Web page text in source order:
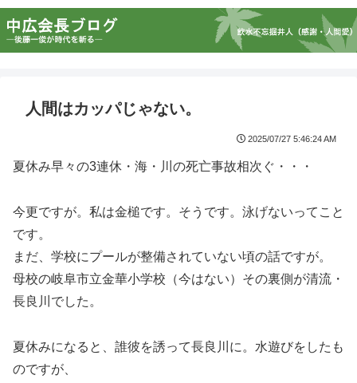
人間はカッパじゃない。
2025/07/27 5:46:24 AM
夏休み早々の3連休・海・川の死亡事故相次ぐ・・・
今更ですが。私は金槌です。そうです。泳げないってこと
です。
まだ、学校にプールが整備されていない頃の話ですが。
母校の岐阜市立金華小学校（今はない）その裏側が清流・
長良川でした。
夏休みになると、誰彼を誘って長良川に。水遊びをしたも
のですが、